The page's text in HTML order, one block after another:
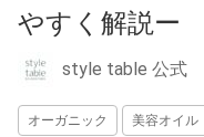
やすく解説ー
style table 公式
オーガニック 美容オイル